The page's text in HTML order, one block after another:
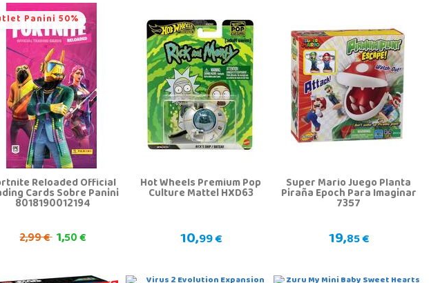
Panini 50%
Reloaded Official
Cards Sobre Panini
8018190012194
2,99 € 1,50 €
Hot Wheels Premium Pop
Culture Mattel HXD63
10,99 €
Super Mario Juego Planta
Piraña Epoch Para Imaginar
7357
19,85 €